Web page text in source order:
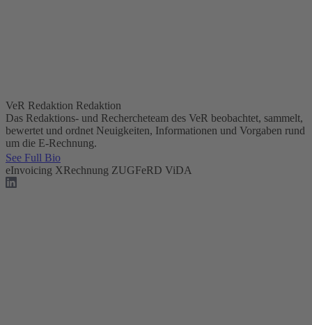
VeR Redaktion Redaktion
Das Redaktions- und Rechercheteam des VeR beobachtet, sammelt,
bewertet und ordnet Neuigkeiten, Informationen und Vorgaben rund
um die E-Rechnung.
See Full Bio
eInvoicing XRechnung ZUGFeRD ViDA